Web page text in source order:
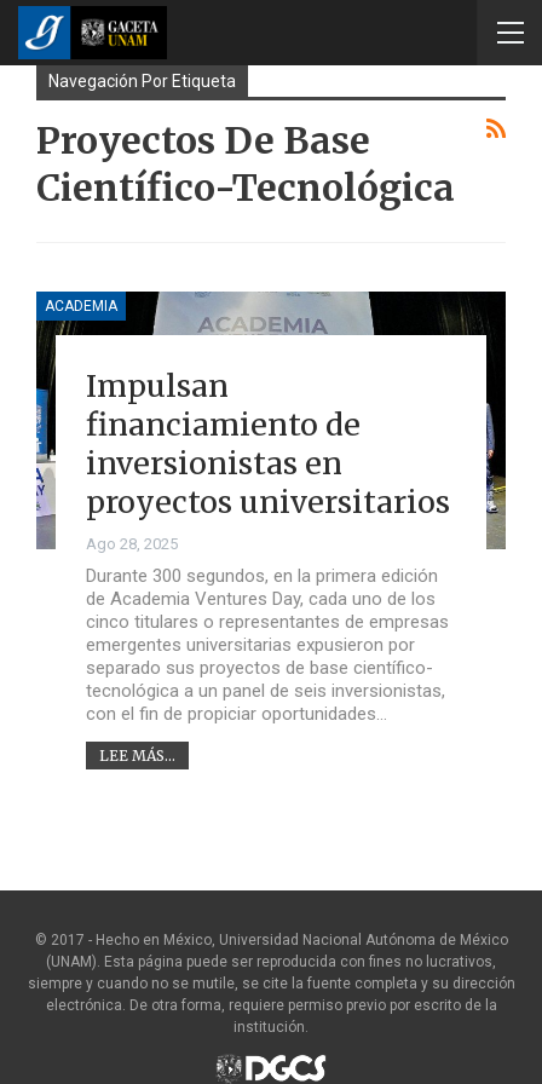
Navegación Por Etiqueta
Proyectos De Base
Científico-Tecnológica
ACADEMIA
Impulsan
financiamiento de
inversionistas en
proyectos universitarios
Ago 28, 2025
Durante 300 segundos, en la primera edición
de Academia Ventures Day, cada uno de los
cinco titulares o representantes de empresas
emergentes universitarias expusieron por
separado sus proyectos de base científico-
tecnológica a un panel de seis inversionistas,
con el fin de propiciar oportunidades…
LEE MÁS...
© 2017 - Hecho en México, Universidad Nacional Autónoma de México
(UNAM). Esta página puede ser reproducida con fines no lucrativos,
siempre y cuando no se mutile, se cite la fuente completa y su dirección
electrónica. De otra forma, requiere permiso previo por escrito de la
institución.